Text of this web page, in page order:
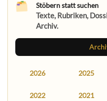
Stöbern statt suchen
Texte, Rubriken,
Archiv.
2026 2025
2022 2021